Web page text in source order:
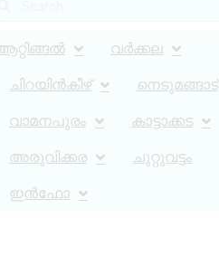
വർക്കല
ചിറയിൻകീഴ് നെടുമങ്ങാട്
വാമനപുരം കാട്ടാക്കട
അരുവിക്കര ചുറ്റുവട്ടം
ഇൻഫോ